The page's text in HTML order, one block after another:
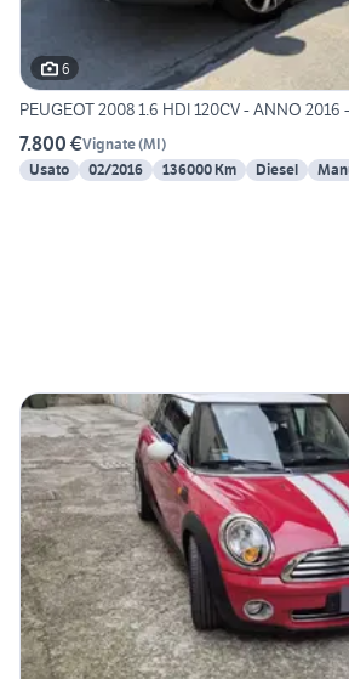
6
PEUGEOT 2008 1.6 HDI 120CV - ANNO 2016
7.800 €Vignate(MI)
Usato
02/2016 136000 Km Diesel